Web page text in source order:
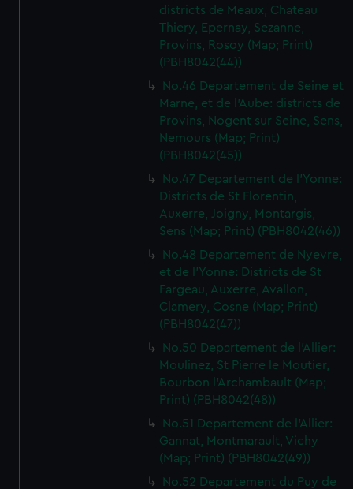
districts de Meaux, Chateau
Thiery, Epernay, Sezanne,
Provins, Rosoy (Map; Print)
(PBH8042(44))
No.46 Departement de Seine et
Marne, et de l'Aube: districts de
Provins, Nogent sur Seine, Sens,
Nemours (Map; Print)
(PBH8042(45))
No.47 Departement de l'Yonne:
Districts de St Florentin,
Auxerre, Joigny, Montargis,
Sens (Map; Print) (PBH8042(46))
No.48 Departement de Nyevre,
et de l'Yonne: Districts de St
Fargeau, Auxerre, Avallon,
Clamery, Cosne (Map; Print)
(PBH8042(47))
No.50 Departement de l'Allier:
Moulinez, St Pierre le Moutier,
Bourbon l'Archambault (Map;
Print) (PBH8042(48))
No.51 Departement de l'Allier:
Gannat, Montmarault, Vichy
(Map; Print) (PBH8042(49))
No.52 Departement du Puy de